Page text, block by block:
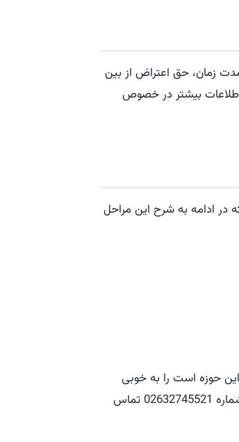
زمان، حق اعتراض از بین
بیشتر در خصوص
در ادامه به شرح این مراحل
حوزه است را به خوبی
سپری نمایید. برای ارتباط با وکیل برعهد برای اعتراض به رای حضوری کافی است با شماره 02632745521 تماس